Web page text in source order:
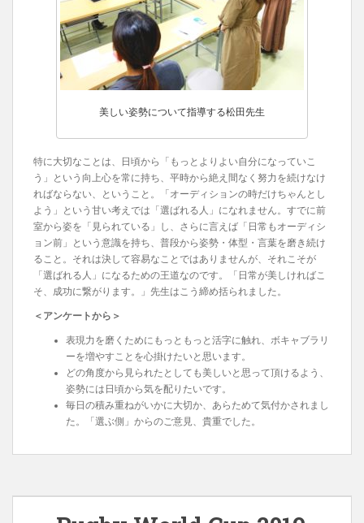
美しい姿勢について指導する松田先生
特に大切なことは、日頃から「もっとよりよい自分になっていこ
う」という向上心を常に持ち、平時から絶え間なく努力を続けなけ
ればならない、ということ。「オーディションの時だけちゃんとし
よう」という甘い考えでは「選ばれる人」になれません。すでに前
室から姿を「見られている」し、さらに言えば「日常もオーディシ
ョン前」という意識を持ち、普段から姿勢・体型・言葉を磨き続け
ること。それは決して容易なことではありませんが、それこそが
「選ばれる人」になるための王道なのです。「日常が美しければこ
そ、成功に繋がります。」先生はこう締め括られました。
＜アンケートから＞
表現力を磨くためにもっともっと活字に触れ、ボキャブラリ
ーを増やすことを心掛けたいと思います。
どの角度から見られたとしても美しいと思って頂けるよう、
姿勢には日頃から気を配りたいです。
毎日の積み重ねがいかに大切か、あらためて気付かされまし
た。「選ぶ側」からのご意見、貴重でした。